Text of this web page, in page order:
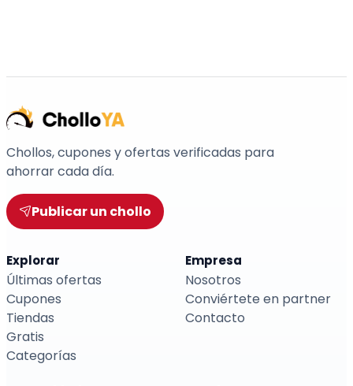
Chollos, cupones y ofertas verificadas para
ahorrar cada día.
Publicar un chollo
Explorar
Últimas ofertas
Cupones
Tiendas
Gratis
Categorías
Empresa
Nosotros
Conviértete en partner
Contacto